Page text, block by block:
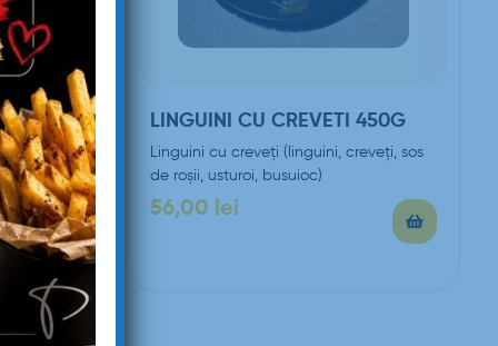
bacon,
LINGUINI CU CREVETI 450G
Linguini cu creveți (linguini, creveți, sos
de roșii, usturoi, busuioc)
56,00 lei